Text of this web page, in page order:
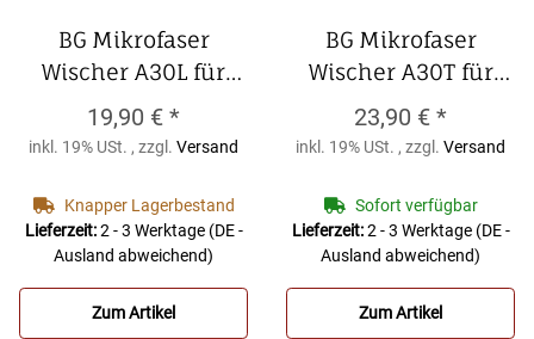
BG Mikrofaser
Wischer A30L für
Tenorsaxophon
Mikrofaser Wischer
Tenorsaxophon
19,90 € *
inkl. 19% USt. , zzgl. Versand
Knapper Lagerbestand
Lieferzeit:2 - 3 Werktage (DE -
Ausland abweichend)
Zum Artikel
BG Mikrofaser
Wischer A30T für
Tenorsaxophon,
rund, mit
Schaumstoffspreizer
BG Mikrofaser
Wischer A30T für
Tenorsaxophon,
23,90 € *
inkl. 19% USt. , zzgl. Versand
Sofort verfügbar
Lieferzeit:2 - 3 Werktage (DE -
Ausland abweichend)
Zum Artikel